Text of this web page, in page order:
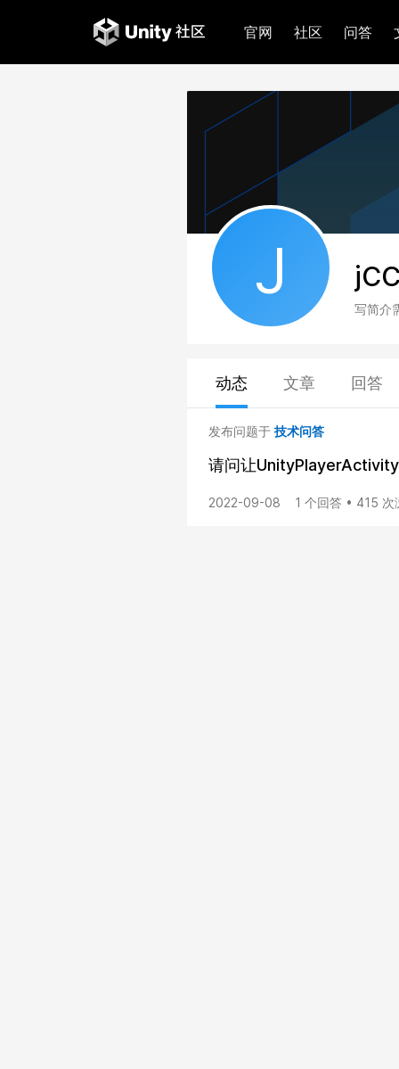
官网 社区 问答
J
写简介
动态 文章 回答
发布问题于 技术问答
请问让
2022-09-08 1 个回答 • 415 次